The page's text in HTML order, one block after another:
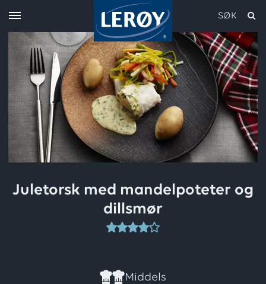
SØK
Juletorsk med mandelpoteter og
dillsmør
Denne
har
Middels